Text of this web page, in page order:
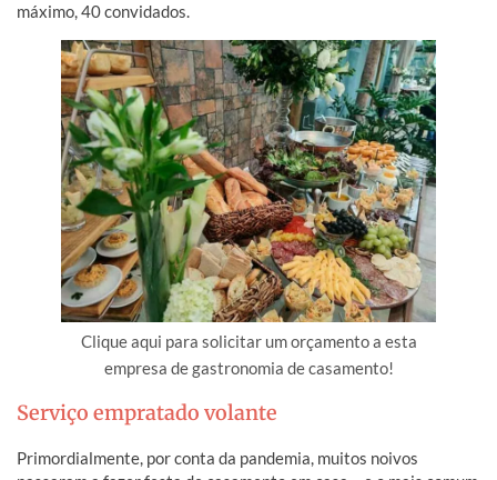
máximo, 40 convidados.
Clique aqui para solicitar um orçamento a esta
empresa de gastronomia de casamento!
Serviço empratado volante
Primordialmente, por conta da pandemia, muitos noivos